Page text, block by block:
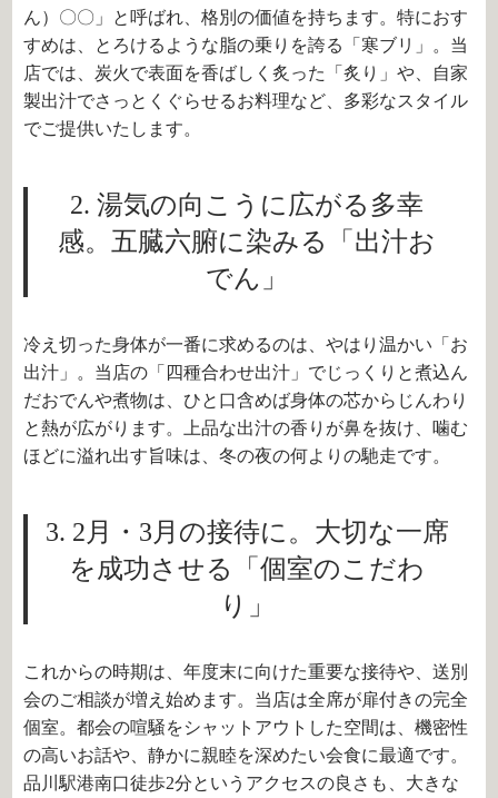
ん）〇〇」と呼ばれ、格別の価値を持ちます。特におす
すめは、とろけるような脂の乗りを誇る「寒ブリ」。当
店では、炭火で表面を香ばしく炙った「炙り」や、自家
製出汁でさっとくぐらせるお料理など、多彩なスタイル
でご提供いたします。
2. 湯気の向こうに広がる多幸
感。五臓六腑に染みる「出汁お
でん」
冷え切った身体が一番に求めるのは、やはり温かい「お
出汁」。当店の「四種合わせ出汁」でじっくりと煮込ん
だおでんや煮物は、ひと口含めば身体の芯からじんわり
と熱が広がります。上品な出汁の香りが鼻を抜け、噛む
ほどに溢れ出す旨味は、冬の夜の何よりの馳走です。
3. 2月・3月の接待に。大切な一席
を成功させる「個室のこだわ
り」
これからの時期は、年度末に向けた重要な接待や、送別
会のご相談が増え始めます。当店は全席が扉付きの完全
個室。都会の喧騒をシャットアウトした空間は、機密性
の高いお話や、静かに親睦を深めたい会食に最適です。
品川駅港南口徒歩2分というアクセスの良さも、大きな